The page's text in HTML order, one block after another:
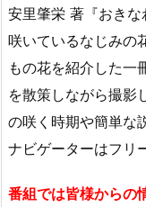
安里肇栄 著『おき
咲いているなじみの
もの花を紹介した一
を散策しながら撮影
の咲く時期や簡単な
ナビゲーターはフリ
番組では皆様からの